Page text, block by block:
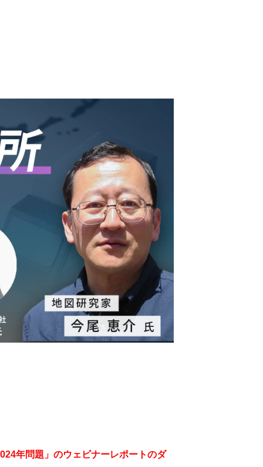
年問題」のウェビナーレポートのダ